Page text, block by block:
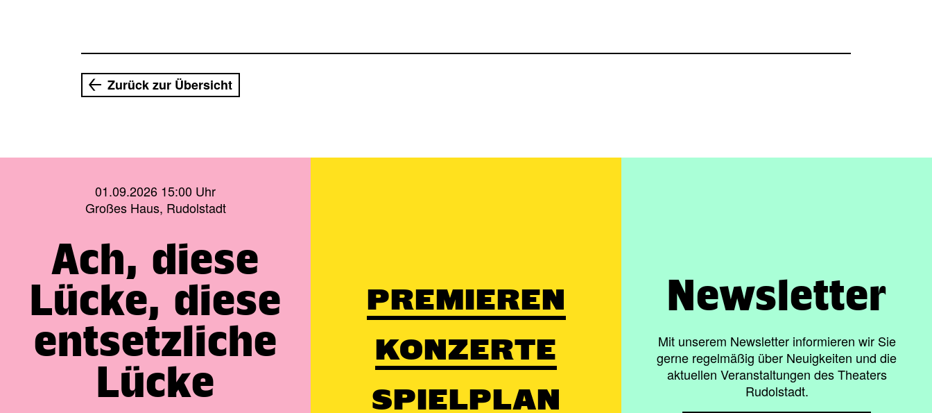
Zurück zur Übersicht
01.09.2026 15:00 Uhr
Großes Haus, Rudolstadt
Ach, diese
Lücke, diese
entsetzliche
Lücke
PREMIEREN
KONZERTE
SPIELPLAN
Newsletter
Mit unserem Newsletter informieren wir Sie
gerne regelmäßig über Neuigkeiten und die
aktuellen Veranstaltungen des Theaters
Rudolstadt.